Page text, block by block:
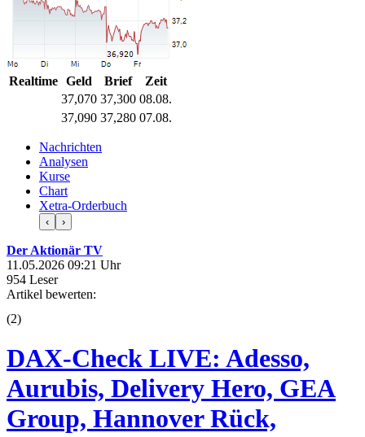
Realtime Geld Brief
Zeit
37,070 37,300 08.08.
37,090 37,280 07.08.
Nachrichten
Analysen
Kurse
Chart
Xetra-Orderbuch
‹ ›
Der Aktionär TV
11.05.2026 09:21 Uhr
954 Leser
Artikel bewerten:
(2)
DAX-Check LIVE: Adesso,
Aurubis, Delivery Hero, GEA
Group, Hannover Rück,